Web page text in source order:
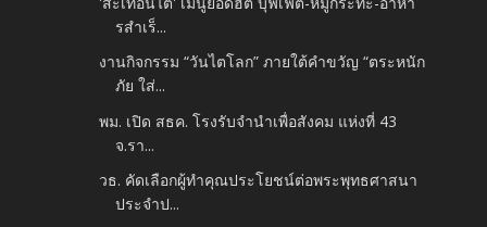
รสำเร็...
งานกิจกรรม “วันไตโลก” ภายใต้คำขวัญ “ตระหนัก
ภัย ใส่...
พม. เปิด สธค. โรงรับจำนำเพื่อสังคม แห่งที่ 43
จ.รา...
วธ. คัดเลือกผู้ทำคุณประโยชน์ต่อพระพุทธศาสนา
ประจำป...